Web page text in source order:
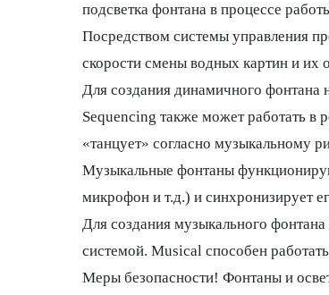
подсветка фонтана в процессе
Посредством системы управления
скорости смены водных картин и их
Для создания динамичного
Sequencing также может работать в
«танцует» согласно музыкальному
Музыкальные фонтаны
микрофон и т.д.) и синхронизирует
Для создания музыкального
системой. Musical способен
Меры безопасности! Фонтаны и